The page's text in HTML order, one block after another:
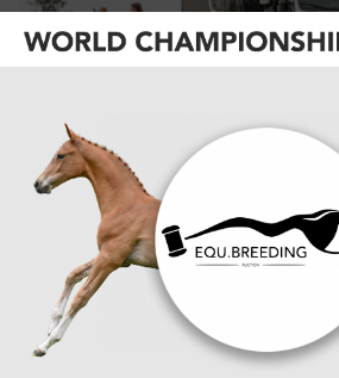
CATEGORIËN:VARIA